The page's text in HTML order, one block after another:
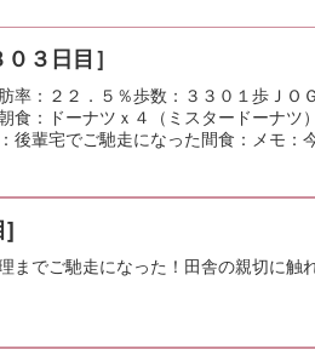
３日目］
率：２２．５％歩数：３３０１歩Ｊ
：ドーナツｘ４（ミスタードーナツ
後輩宅でご馳走になった間食：メモ：
]
までご馳走になった！田舎の親切に触